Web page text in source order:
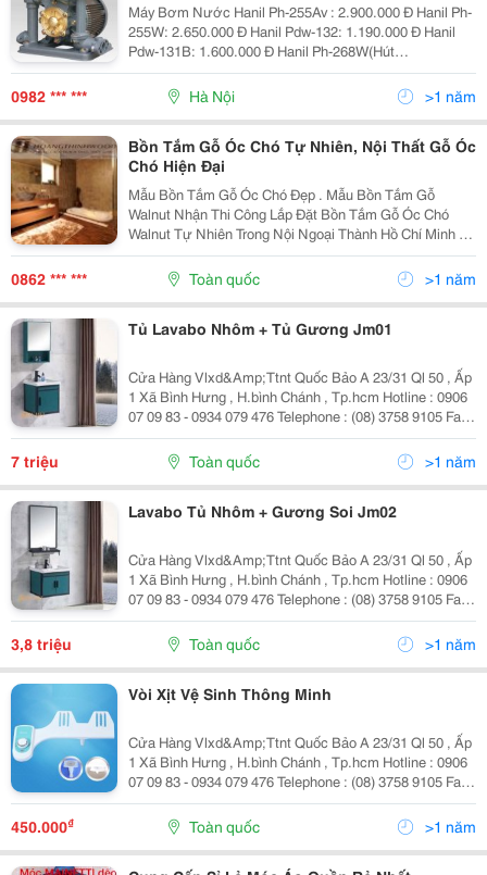
Máy Bơm Nước Hanil Ph-255Av : 2.900.000 Đ Hanil Ph-
255W: 2.650.000 Đ Hanil Pdw-132: 1.190.000 Đ Hanil
Pdw-131B: 1.600.000 Đ Hanil Ph-268W(Hút
Giếng):3.250.000 Đ Hanil Ph-405W: 3.150.000Đ Hanil
Ph-268A(Tự Động):3.550.000 Đ Hanil Pa-1
0982 *** *** Hà Nội >1 năm
Bồn Tắm Gỗ Óc Chó Tự Nhiên, Nội Thất Gỗ Óc
Chó Hiện Đại
Mẫu Bồn Tắm Gỗ Óc Chó Đẹp . Mẫu Bồn Tắm Gỗ
Walnut Nhận Thi Công Lắp Đặt Bồn Tắm Gỗ Óc Chó
Walnut Tự Nhiên Trong Nội Ngoại Thành Hồ Chí Minh Và
Các Khu Vực Lân Cận. Bao Thi Công, Bao Vận Chuyển,
Bao Vật Tư Lắp Đặt. Xuất Xứ Gỗ : Bắc Mỹ
0862 *** *** Toàn quốc >1 năm
Tủ Lavabo Nhôm + Tủ Gương Jm01
Cửa Hàng Vlxd&Amp;Ttnt Quốc Bảo A 23/31 Ql 50 , Ấp
1 Xã Bình Hưng , H.bình Chánh , Tp.hcm Hotline : 0906
07 09 83 - 0934 079 476 Telephone : (08) 3758 9105 Fax :
(08) 375 89 105 Mail : Quocbao.ttnt@Gmail.com
Website : Http://Vattunh
7 triệu Toàn quốc >1 năm
Lavabo Tủ Nhôm + Gương Soi Jm02
Cửa Hàng Vlxd&Amp;Ttnt Quốc Bảo A 23/31 Ql 50 , Ấp
1 Xã Bình Hưng , H.bình Chánh , Tp.hcm Hotline : 0906
07 09 83 - 0934 079 476 Telephone : (08) 3758 9105 Fax :
(08) 375 89 105 Mail : Quocbao.ttnt@Gmail.com
Website : Http://Vattunh
3,8 triệu Toàn quốc >1 năm
Vòi Xịt Vệ Sinh Thông Minh
Cửa Hàng Vlxd&Amp;Ttnt Quốc Bảo A 23/31 Ql 50 , Ấp
1 Xã Bình Hưng , H.bình Chánh , Tp.hcm Hotline : 0906
07 09 83 - 0934 079 476 Telephone : (08) 3758 9105 Fax :
(08) 375 89 105 Mail : Quocbao.ttnt@Gmail.com
Website :...
450.000₫ Toàn quốc >1 năm